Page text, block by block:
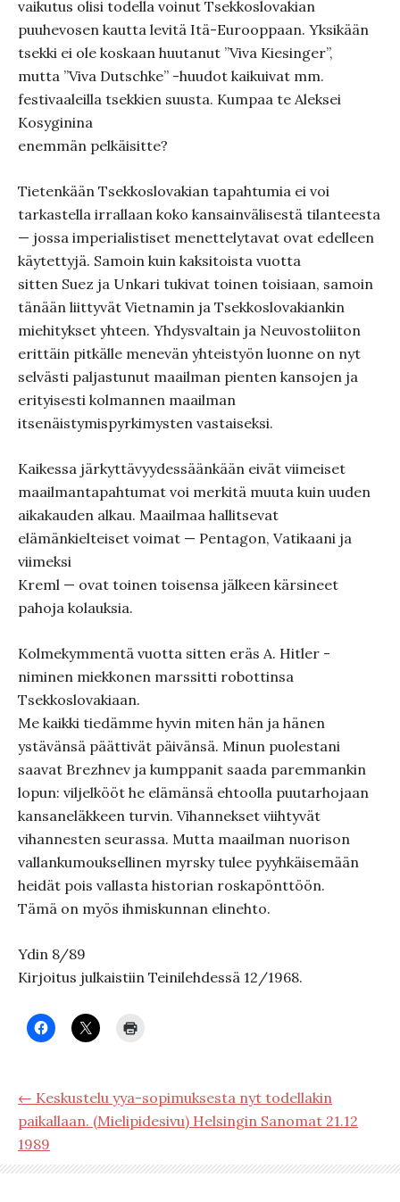
vaikutus olisi todella voinut Tsekkoslovakian
puuhevosen kautta levitä Itä-Eurooppaan. Yksikään
tsekki ei ole koskaan huutanut ”Viva Kiesinger”,
mutta ”Viva Dutschke” -huudot kaikuivat mm.
festivaaleilla tsekkien suusta. Kumpaa te Aleksei
Kosyginina
enemmän pelkäisitte?
Tietenkään Tsekkoslovakian tapahtumia ei voi
tarkastella irrallaan koko kansainvälisestä tilanteesta
— jossa imperialistiset menettelytavat ovat edelleen
käytettyjä. Samoin kuin kaksitoista vuotta
sitten Suez ja Unkari tukivat toinen toisiaan, samoin
tänään liittyvät Vietnamin ja Tsekkoslovakiankin
miehitykset yhteen. Yhdysvaltain ja Neuvostoliiton
erittäin pitkälle menevän yhteistyön luonne on nyt
selvästi paljastunut maailman pienten kansojen ja
erityisesti kolmannen maailman
itsenäistymispyrkimysten vastaiseksi.
Kaikessa järkyttävyydessäänkään eivät viimeiset
maailmantapahtumat voi merkitä muuta kuin uuden
aikakauden alkau. Maailmaa hallitsevat
elämänkielteiset voimat — Pentagon, Vatikaani ja
viimeksi
Kreml — ovat toinen toisensa jälkeen kärsineet
pahoja kolauksia.
Kolmekymmentä vuotta sitten eräs A. Hitler -
niminen miekkonen marssitti robottinsa
Tsekkoslovakiaan.
Me kaikki tiedämme hyvin miten hän ja hänen
ystävänsä päättivät päivänsä. Minun puolestani
saavat Brezhnev ja kumppanit saada paremmankin
lopun: viljelkööt he elämänsä ehtoolla puutarhojaan
kansaneläkkeen turvin. Vihannekset viihtyvät
vihannesten seurassa. Mutta maailman nuorison
vallankumouksellinen myrsky tulee pyyhkäisemään
heidät pois vallasta historian roskapönttöön.
Tämä on myös ihmiskunnan elinehto.
Ydin 8/89
Kirjoitus julkaistiin Teinilehdessä 12/1968.
← Keskustelu yya-sopimuksesta nyt todellakin
paikallaan. (Mielipidesivu) Helsingin Sanomat 21.12
1989